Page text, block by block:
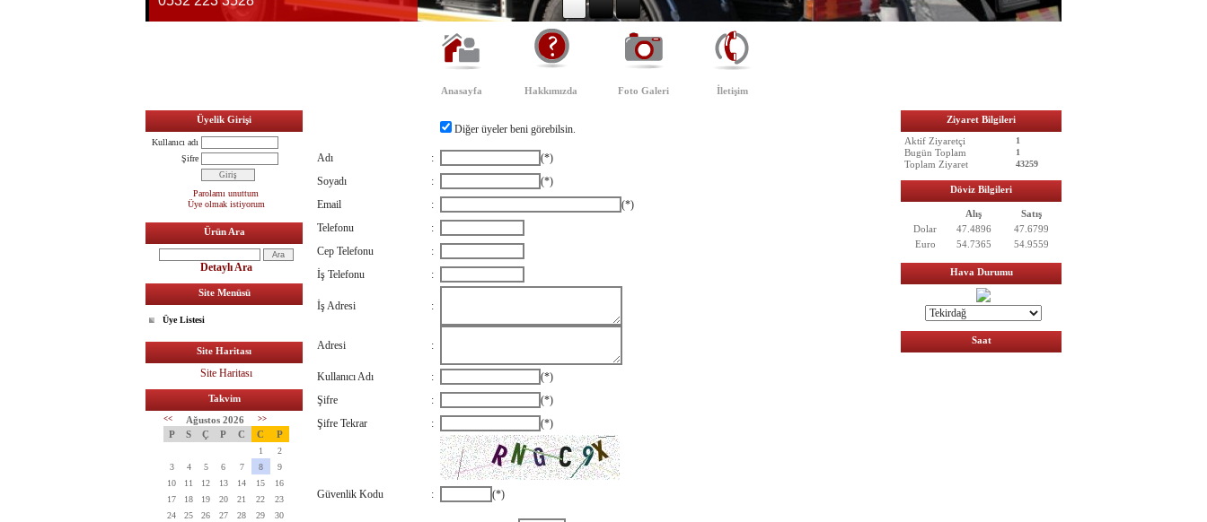
Anasayfa Hakkımızda Foto Galeri İletişim
Üyelik Girişi
Kullanıcı adı
Şifre
Parolamı unuttum
Üye olmak istiyorum
Ürün Ara
Detaylı Ara
Site Menüsü
Üye Listesi
Site Haritası
Site Haritası
Takvim
<< Ağustos 2026 >>
P S Ç P C C P
1
2
3
4 5 6 7 8
9
10
11 12 13 14 15
16
17
18 19 20 21 22
23
24
25 26 27 28 29 30
Diğer üyeler beni görebilsin.
Adı :
(*)
Soyadı
:
(*)
Email
:
(*)
Telefonu
:
Cep Telefonu
:
İş Telefonu
:
İş Adresi :
Adresi :
Kullanıcı Adı :
(*)
Şifre
:
(*)
Şifre Tekrar
: (*)
Güvenlik Kodu : (*)
Ziyaret Bilgileri
Aktif Ziyaretçi
1
Bugün Toplam 1
Toplam Ziyaret 43259
Döviz Bilgileri
Alış
Satış
Dolar
47.4896
47.6799
Euro
54.7365 54.9559
Hava Durumu
Saat